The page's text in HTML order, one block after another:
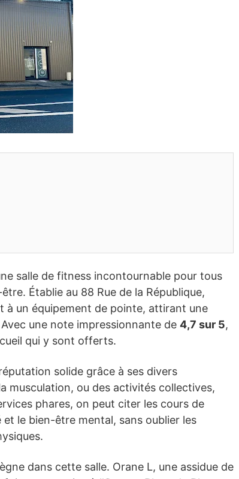
salle de fitness incontournable pour tous
Établie au 88 Rue de la République,
à un équipement de pointe, attirant une
une note impressionnante de 4,7 sur 5,
qui y sont offerts.
solide grâce à ses divers
musculation, ou des activités collectives,
phares, on peut citer les cours de
le bien-être mental, sans oublier les
dans cette salle. Orane L, une assidue de